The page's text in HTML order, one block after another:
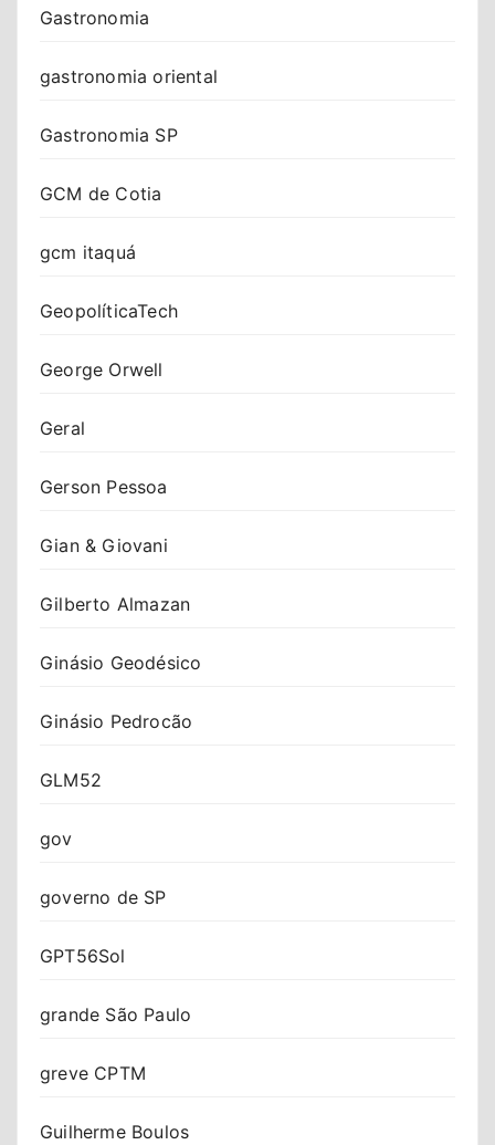
Gastronomia
gastronomia oriental
Gastronomia SP
GCM de Cotia
gcm itaquá
GeopolíticaTech
George Orwell
Geral
Gerson Pessoa
Gian & Giovani
Gilberto Almazan
Ginásio Geodésico
Ginásio Pedrocão
GLM52
gov
governo de SP
GPT56Sol
grande São Paulo
greve CPTM
Guilherme Boulos